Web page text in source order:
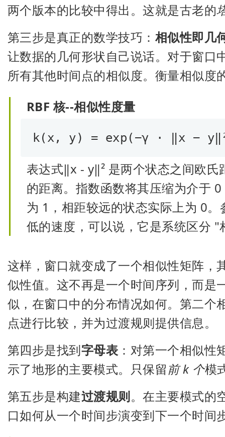
两个版本的比较中得出。这就是古老的
第三步是真正的数学技巧： 相似性即几
让数据的几何形状自己说话。对于窗口
所有其他时间点的相似度。衡量相似度
RBF 核--相似性度量
k(x, y) = exp(−γ · ‖x −
表达式‖x - y‖² 是两个状态之间欧
的距离。指数函数将其压缩为介于
为 1，相距较远的状态实际上为 0。
低的速度，可以说，它是系统区分
这样，窗口就变成了一个相似性矩阵，
似性值。这不再是一个时间序列，而是
似，在窗口中的分布情况如何。第二个
点进行比较，并为过渡规则提供信息。
第四步是找到字母表 ：对第一个相似
示了地形的主要模式。只保留前 k 个模
第五步是构建过渡规则。在主要模式的
口如何从一个时间步演变到下一个时间